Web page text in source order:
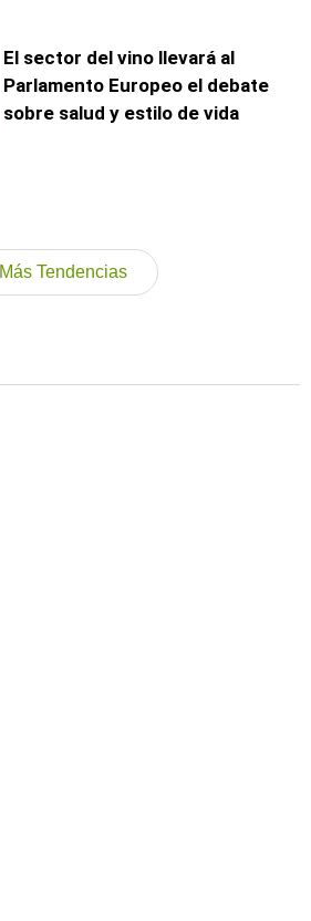
El sector del vino llevará al
Parlamento Europeo el debate
sobre salud y estilo de vida
Más Tendencias